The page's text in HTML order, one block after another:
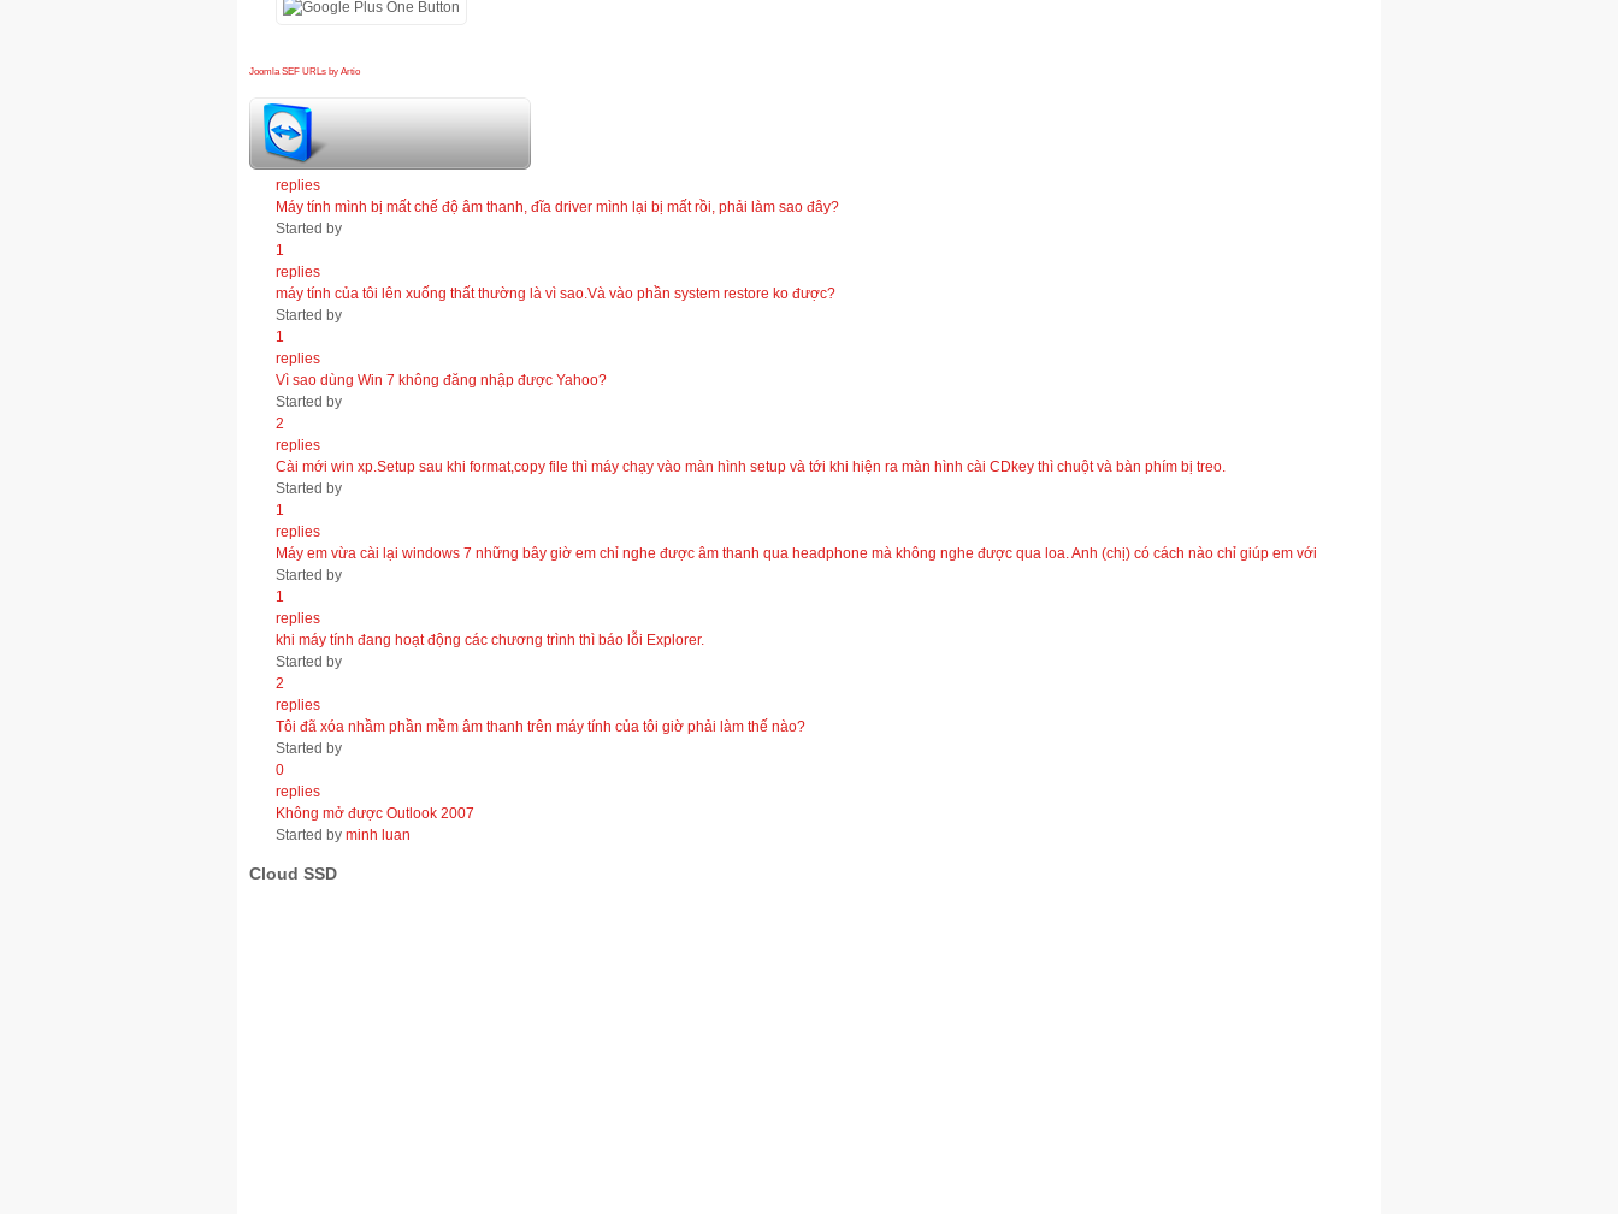
Joomla SEF URLs by Artio
hỏi đáp bảo trì máy tính
1
replies
Máy tính mình bị mất chế độ âm thanh, đĩa driver mình lại bị mất rồi, phải làm sao đây?
Started by
1
replies
máy tính của tôi lên xuống thất thường là vì sao.Và vào phần system restore ko được?
Started by
1
replies
Vì sao dùng Win 7 không đăng nhập được Yahoo?
Started by
2
replies
Cài mới win xp.Setup sau khi format,copy file thì máy chạy vào màn hình setup và tới khi hiện ra màn hình cài CDkey thì chuột và bàn phím bị treo.
Started by
1
replies
Máy em vừa cài lại windows 7 những bây giờ em chỉ nghe được âm thanh qua headphone mà không nghe được qua loa. Anh (chị) có cách nào chỉ giúp em với
Started by
1
replies
khi máy tính đang hoạt động các chương trình thì báo lỗi Explorer.
Started by
2
replies
Tôi đã xóa nhầm phần mềm âm thanh trên máy tính của tôi giờ phải làm thế nào?
Started by
0
replies
Không mở được Outlook 2007
Started by minh luan
Cloud SSD